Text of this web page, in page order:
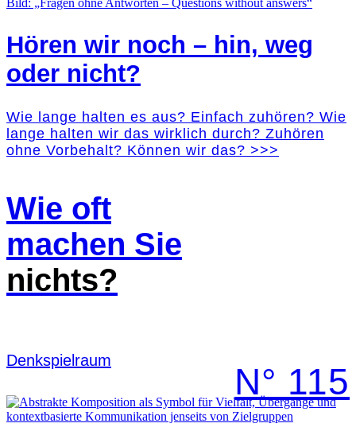
Hören wir noch – hin, weg
oder nicht?
Wie lange halten es aus? Einfach zuhören? Wie
lange halten wir das wirklich durch? Zuhören
ohne Vorbehalt? Können wir das? >>>
Wie oft
machen Sie
nichts?
Denk­spielraum
N° 115